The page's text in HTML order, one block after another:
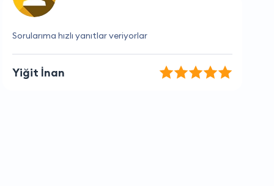
Hızlı teslimat ve iyi hizmet
Elif Aslan